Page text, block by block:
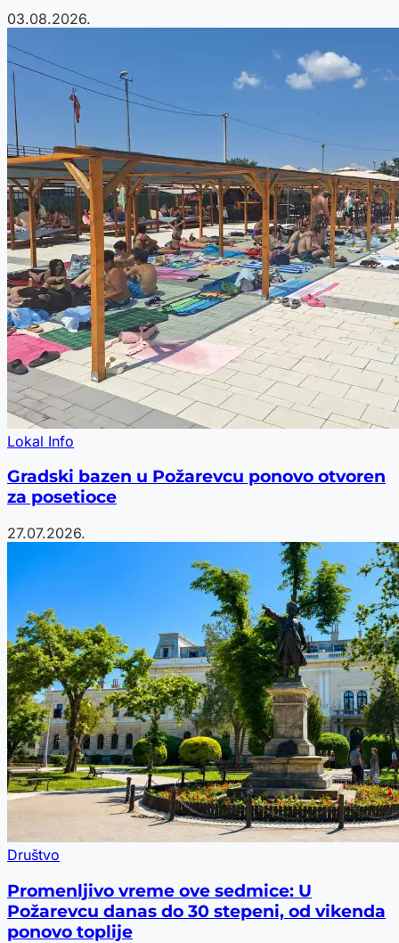
03.08.2026.
Lokal Info
Gradski bazen u Požarevcu ponovo otvoren
za posetioce
27.07.2026.
Društvo
Promenljivo vreme ove sedmice: U
Požarevcu danas do 30 stepeni, od vikenda
ponovo toplije